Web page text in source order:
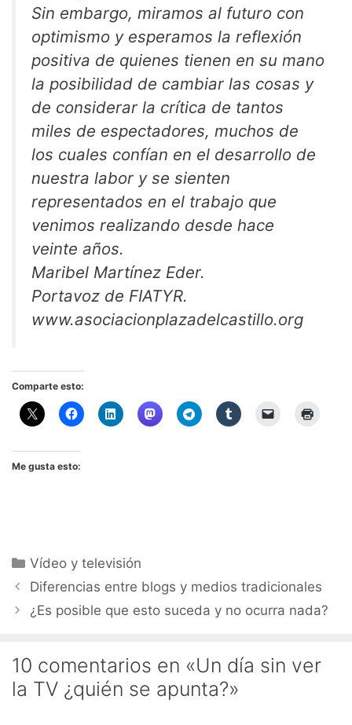
Sin embargo, miramos al futuro con
optimismo y esperamos la reflexión
positiva de quienes tienen en su mano
la posibilidad de cambiar las cosas y
de considerar la crítica de tantos
miles de espectadores, muchos de
los cuales confían en el desarrollo de
nuestra labor y se sienten
representados en el trabajo que
venimos realizando desde hace
veinte años.
Maribel Martínez Eder.
Portavoz de FIATYR.
www.asociacionplazadelcastillo.org
Comparte esto:
Me gusta esto:
Categorías
Vídeo y televisión
Diferencias entre blogs y medios tradicionales
¿Es posible que esto suceda y no ocurra nada?
10 comentarios en «Un día sin ver
la TV ¿quién se apunta?»